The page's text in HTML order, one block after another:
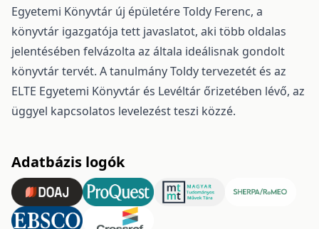
Egyetemi Könyvtár új épületére Toldy Ferenc, a
könyvtár igazgatója tett javaslatot, aki több oldalas
jelentésében felvázolta az általa ideálisnak gondolt
könyvtár tervét. A tanulmány Toldy tervezetét és az
ELTE Egyetemi Könyvtár és Levéltár őrizetében lévő, az
üggyel kapcsolatos levelezést teszi közzé.
Adatbázis logók